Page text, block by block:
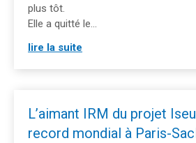
plus tôt.
Elle a quitté le...
lire la suite
L’aimant IRM du projet
record mondial à Paris-